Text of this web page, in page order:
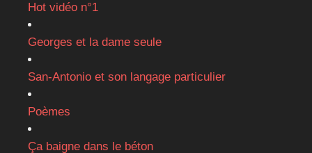
Hot vidéo n°1
Georges et la dame seule
San-Antonio et son langage particulier
Poèmes
Ça baigne dans le béton